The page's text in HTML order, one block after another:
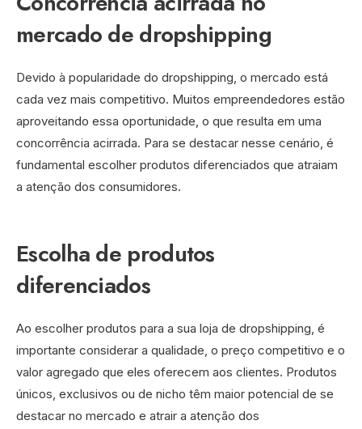
mercado de dropshipping
Devido à popularidade do dropshipping, o mercado está
cada vez mais competitivo. Muitos empreendedores estão
aproveitando essa oportunidade, o que resulta em uma
concorrência acirrada. Para se destacar nesse cenário, é
fundamental escolher produtos diferenciados que atraiam
a atenção dos consumidores.
Escolha de produtos
diferenciados
Ao escolher produtos para a sua loja de dropshipping, é
importante considerar a qualidade, o preço competitivo e o
valor agregado que eles oferecem aos clientes. Produtos
únicos, exclusivos ou de nicho têm maior potencial de se
destacar no mercado e atrair a atenção dos